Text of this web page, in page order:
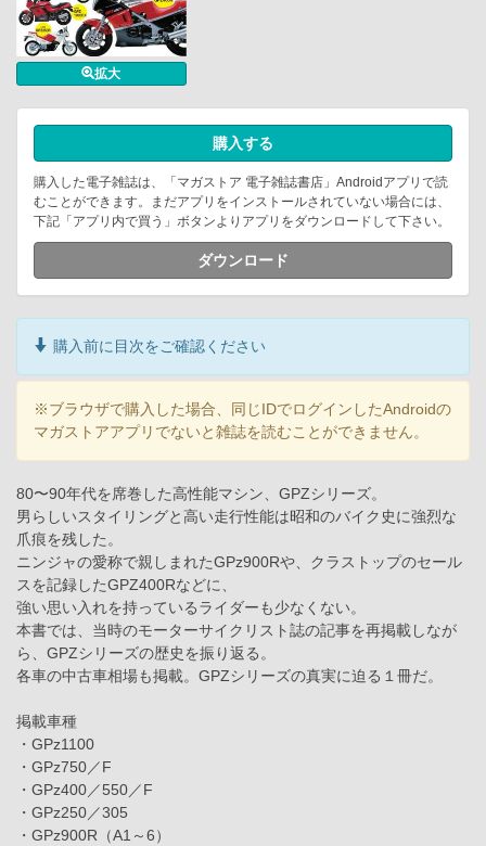
拡大
購入する
購入した電子雑誌は、「マガストア 電子雑誌書店」Androidアプリで読
むことができます。まだアプリをインストールされていない場合には、
下記「アプリ内で買う」ボタンよりアプリをダウンロードして下さい。
ダウンロード
購入前に目次をご確認ください
※ブラウザで購入した場合、同じIDでログインしたAndroidの
マガストアアプリでないと雑誌を読むことができません。
80〜90年代を席巻した高性能マシン、GPZシリーズ。
男らしいスタイリングと高い走行性能は昭和のバイク史に強烈な
爪痕を残した。
ニンジャの愛称で親しまれたGPz900Rや、クラストップのセール
スを記録したGPZ400Rなどに、
強い思い入れを持っているライダーも少なくない。
本書では、当時のモーターサイクリスト誌の記事を再掲載しなが
ら、GPZシリーズの歴史を振り返る。
各車の中古車相場も掲載。GPZシリーズの真実に迫る１冊だ。
掲載車種
・GPz1100
・GPz750／F
・GPz400／550／F
・GPz250／305
・GPz900R（A1～6）